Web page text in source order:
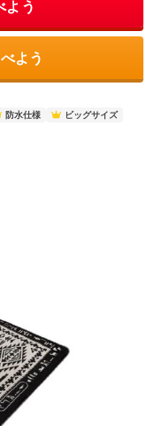
よう
よう
防水仕様 ビッグサイズ